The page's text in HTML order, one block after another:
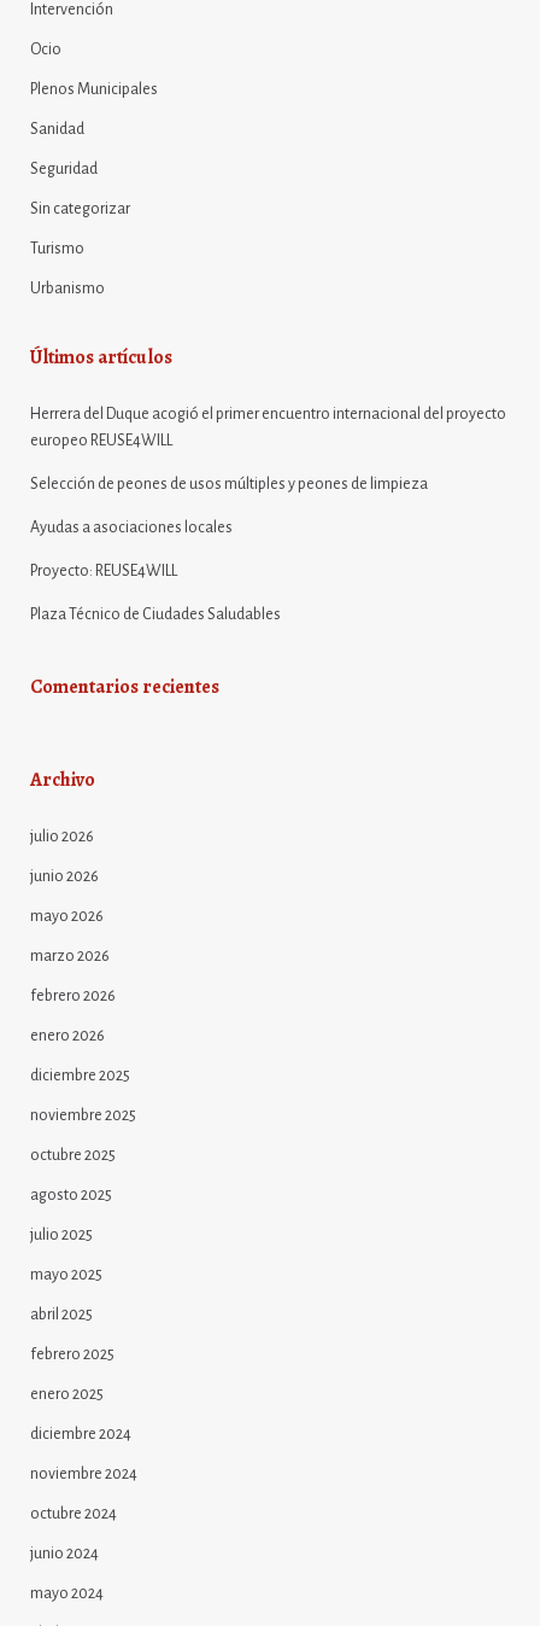
Intervención
Ocio
Plenos Municipales
Sanidad
Seguridad
Sin categorizar
Turismo
Urbanismo
Últimos artículos
Herrera del Duque acogió el primer encuentro internacional del proyecto
europeo REUSE4WILL
Selección de peones de usos múltiples y peones de limpieza
Ayudas a asociaciones locales
Proyecto: REUSE4WILL
Plaza Técnico de Ciudades Saludables
Comentarios recientes
Archivo
julio 2026
junio 2026
mayo 2026
marzo 2026
febrero 2026
enero 2026
diciembre 2025
noviembre 2025
octubre 2025
agosto 2025
julio 2025
mayo 2025
abril 2025
febrero 2025
enero 2025
diciembre 2024
noviembre 2024
octubre 2024
junio 2024
mayo 2024